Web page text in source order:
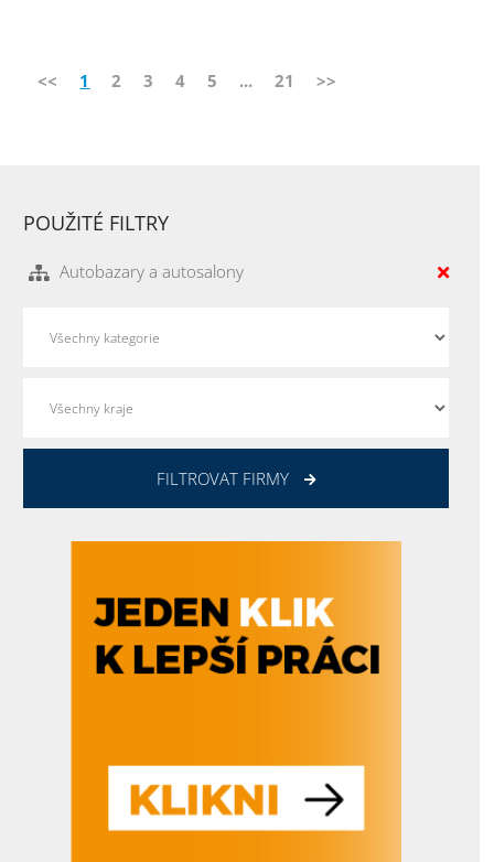
<< 1 2 3 4 5 ... 21 >>
POUŽITÉ FILTRY
Autobazary a autosalony
FILTROVAT FIRMY